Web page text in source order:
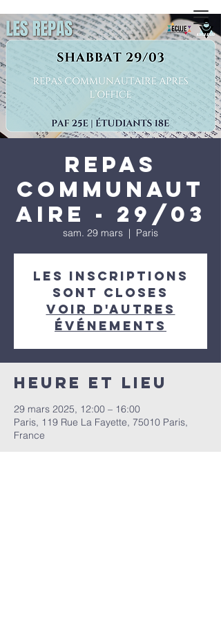
Repas
communaut
aire - 29/03
sam. 29 mars
  |
Paris
Les inscriptions
sont closes
Voir d'autres
événements
Heure et lieu
29 mars 2025, 12:00 – 16:00
Paris, 119 Rue La Fayette, 75010 Paris,
France